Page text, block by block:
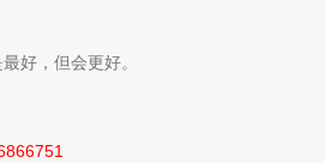
好，但会更好。